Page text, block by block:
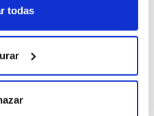
todas
Calcula el precio de tu
instante.